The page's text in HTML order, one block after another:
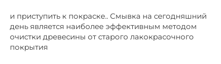
и приступить к покраске.. Смывка на сегодняшний
день является наиболее эффективным методом
очистки древесины от старого лакокрасочного
покрытия